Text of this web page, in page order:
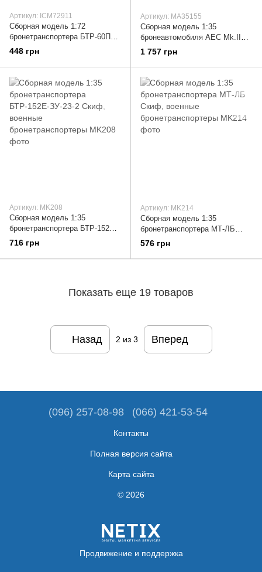
Артикул: ICM72911
Сборная модель 1:72
бронетранспортера БТР-60ПБ
ICM, военные
бронетранспортеры
448 грн
Артикул: MA35155
Сборная модель 1:35
бронеавтомобиля AEC Mk.II
MiniArt, военные
бронетранспортеры
1 757 грн
Артикул: MK208
Сборная модель 1:35
бронетранспортера БТР-152Е-
ЗУ-23-2 Скиф, военные
бронетранспортеры
716 грн
Артикул: MK214
Сборная модель 1:35
бронетранспортера МТ-ЛБ
Скиф, военные
бронетранспортеры
576 грн
Показать еще 19 товаров
Назад 2 из 3 Вперед
(096) 257-08-98 (066) 421-53-54
Контакты
Полная версия сайта
Карта сайта
© 2026
Продвижение и поддержка